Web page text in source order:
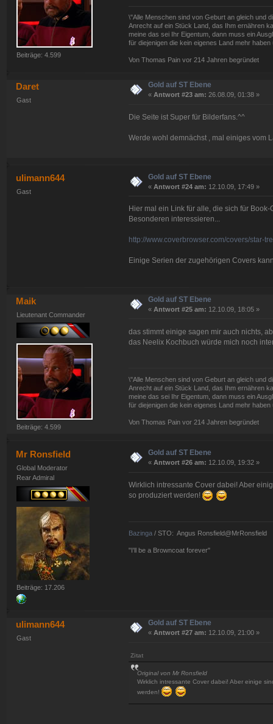
Beiträge: 4.599
\"Alle Menschen sind von Geburt an gleich und
Anrecht auf ein Stück Land, das Ihm ernähren
meine das sei Ihr Eigentum, dann muss ein
für diejenigen die kein eigenes Land mehr
Von Thomas Pain vor 214 Jahren begründet
Daret
Gast
Gold auf ST Ebene
« Antwort #23 am: 26.08.09, 01:38 »
Die Seite ist Super für Bilderfans.^^
Werde wohl demnächst , mal einiges vom
ulimann644
Gast
Gold auf ST Ebene
« Antwort #24 am: 12.10.09, 17:49 »
Hier mal ein Link für alle, die sich für
Besonderen interessieren...
http://www.coverbrowser.com/covers/star-
Einige Serien der zugehörigen Covers
Maik
Lieutenant Commander
Beiträge: 4.599
Gold auf ST Ebene
« Antwort #25 am: 12.10.09, 18:05 »
das stimmt einige sagen mir auch nichts,
das Neelix Kochbuch würde mich noch
\"Alle Menschen sind von Geburt an gleich und
Anrecht auf ein Stück Land, das Ihm ernähren
meine das sei Ihr Eigentum, dann muss ein
für diejenigen die kein eigenes Land mehr
Von Thomas Pain vor 214 Jahren begründet
Mr Ronsfield
Global Moderator
Rear Admiral
Beiträge: 17.206
Gold auf ST Ebene
«Antwort #26 am: 12.10.09, 19:32 »
Wirklich intressante Cover dabei! Aber
so produziert werden!
Bazinga/ STO: Angus Ronsfield@MrRonsfield
"I'll be a Browncoat forever"
ulimann644
Gast
Gold auf ST Ebene
« Antwort #27 am: 12.10.09, 21:00 »
Zitat
Original von Mr Ronsfield
Wirklich intressante Cover dabei! Aber einige
werden!